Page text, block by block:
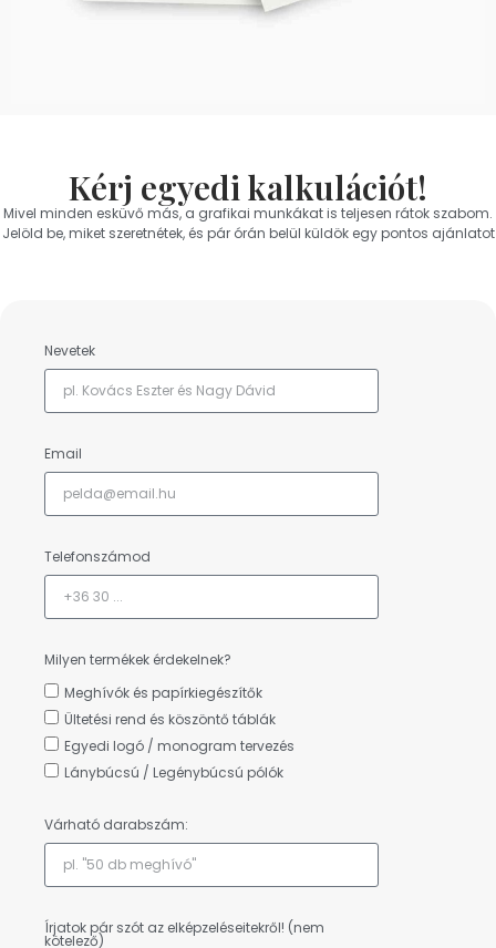
Kérj egyedi kalkulációt!
Mivel minden esküvő más, a grafikai munkákat is teljesen rátok szabom.
Jelöld be, miket szeretnétek, és pár órán belül küldök egy pontos ajánlatot
Nevetek
Email
Telefonszámod
Milyen termékek érdekelnek?
Meghívók és papírkiegészítők
Ültetési rend és köszöntő táblák
Egyedi logó / monogram tervezés
Lánybúcsú / Legénybúcsú pólók
Várható darabszám:
Írjatok pár szót az elképzeléseitekről! (nem
kötelező)